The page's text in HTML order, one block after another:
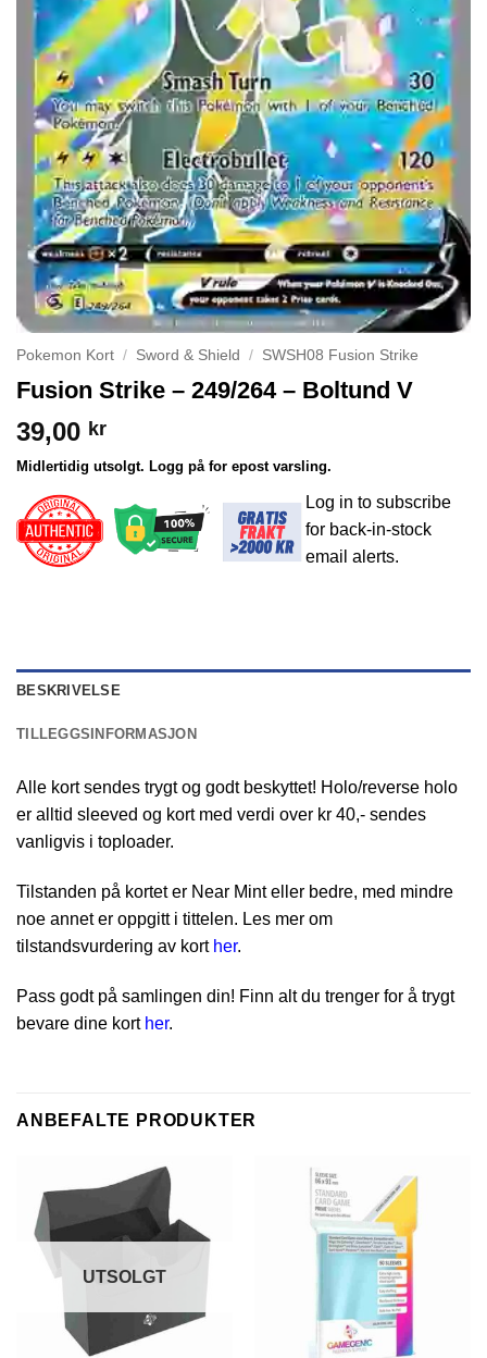
Pokemon Kort / Sword & Shield / SWSH08 Fusion Strike
Fusion Strike – 249/264 – Boltund V
39,00 kr
Midlertidig utsolgt. Logg på for epost varsling.
Log in to subscribe
for back-in-stock
email alerts.
BESKRIVELSE
TILLEGGSINFORMASJON
Alle kort sendes trygt og godt beskyttet! Holo/reverse holo
er alltid sleeved og kort med verdi over kr 40,- sendes
vanligvis i toploader.
Tilstanden på kortet er Near Mint eller bedre, med mindre
noe annet er oppgitt i tittelen. Les mer om
tilstandsvurdering av kort her.
Pass godt på samlingen din! Finn alt du trenger for å trygt
bevare dine kort her.
ANBEFALTE PRODUKTER
UTSOLGT